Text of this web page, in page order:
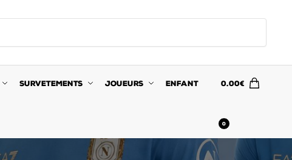
SURVETEMENTS JOUEURS ENFANT 0.00€
0